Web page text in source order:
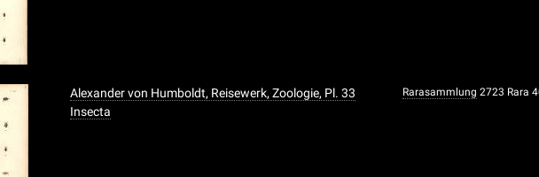
Alexander von Humboldt, Reisewerk, Zoologie, Pl. 33
Insecta
Rarasammlung 2723 Rara